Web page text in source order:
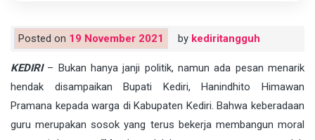
Posted on 19 November 2021 by kediritangguh
KEDIRI – Bukan hanya janji politik, namun ada pesan menarik
hendak disampaikan Bupati Kediri, Hanindhito Himawan
Pramana kepada warga di Kabupaten Kediri. Bahwa keberadaan
guru merupakan sosok yang terus bekerja membangun moral